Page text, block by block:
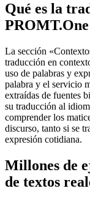
Qué es la
PROMT.One
La sección
traducción en
uso de palabras y
palabra y el servicio
extraídas de fuentes
su traducción al
comprender los
discurso, tanto si se
expresión cotidiana.
Millones de
de textos